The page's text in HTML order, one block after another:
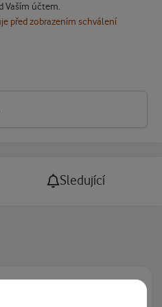
Vaším účtem.
před zobrazením schválení
Sledující